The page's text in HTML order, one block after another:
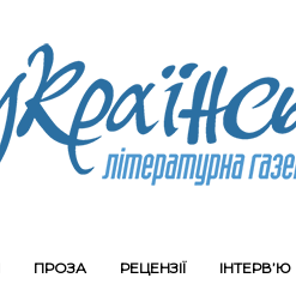
ПРОЗА РЕЦЕНЗІЇ ІНТЕРВ’Ю